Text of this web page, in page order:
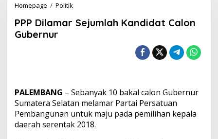
Homepage / Politik
P
S
e
j
u
m
PPP Dilamar Sejumlah Kandidat Calon
Gubernur
PALEMBANG – Sebanyak 10 bakal calon Gubernur
Sumatera Selatan melamar Partai Persatuan
Pembangunan untuk maju pada pemilihan kepala
daerah serentak 2018.